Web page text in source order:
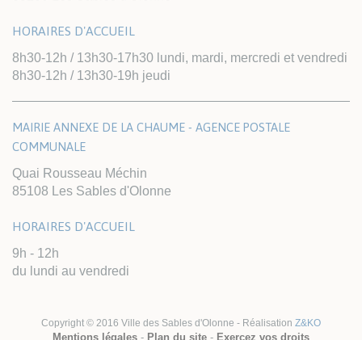
HORAIRES D'ACCUEIL
8h30-12h / 13h30-17h30 lundi, mardi, mercredi et vendredi
8h30-12h / 13h30-19h jeudi
MAIRIE ANNEXE DE LA CHAUME - AGENCE POSTALE
COMMUNALE
Quai Rousseau Méchin
85108 Les Sables d'Olonne
HORAIRES D'ACCUEIL
9h - 12h
du lundi au vendredi
Copyright © 2016 Ville des Sables d'Olonne - Réalisation Z&KO
Mentions légales - Plan du site - Exercez vos droits